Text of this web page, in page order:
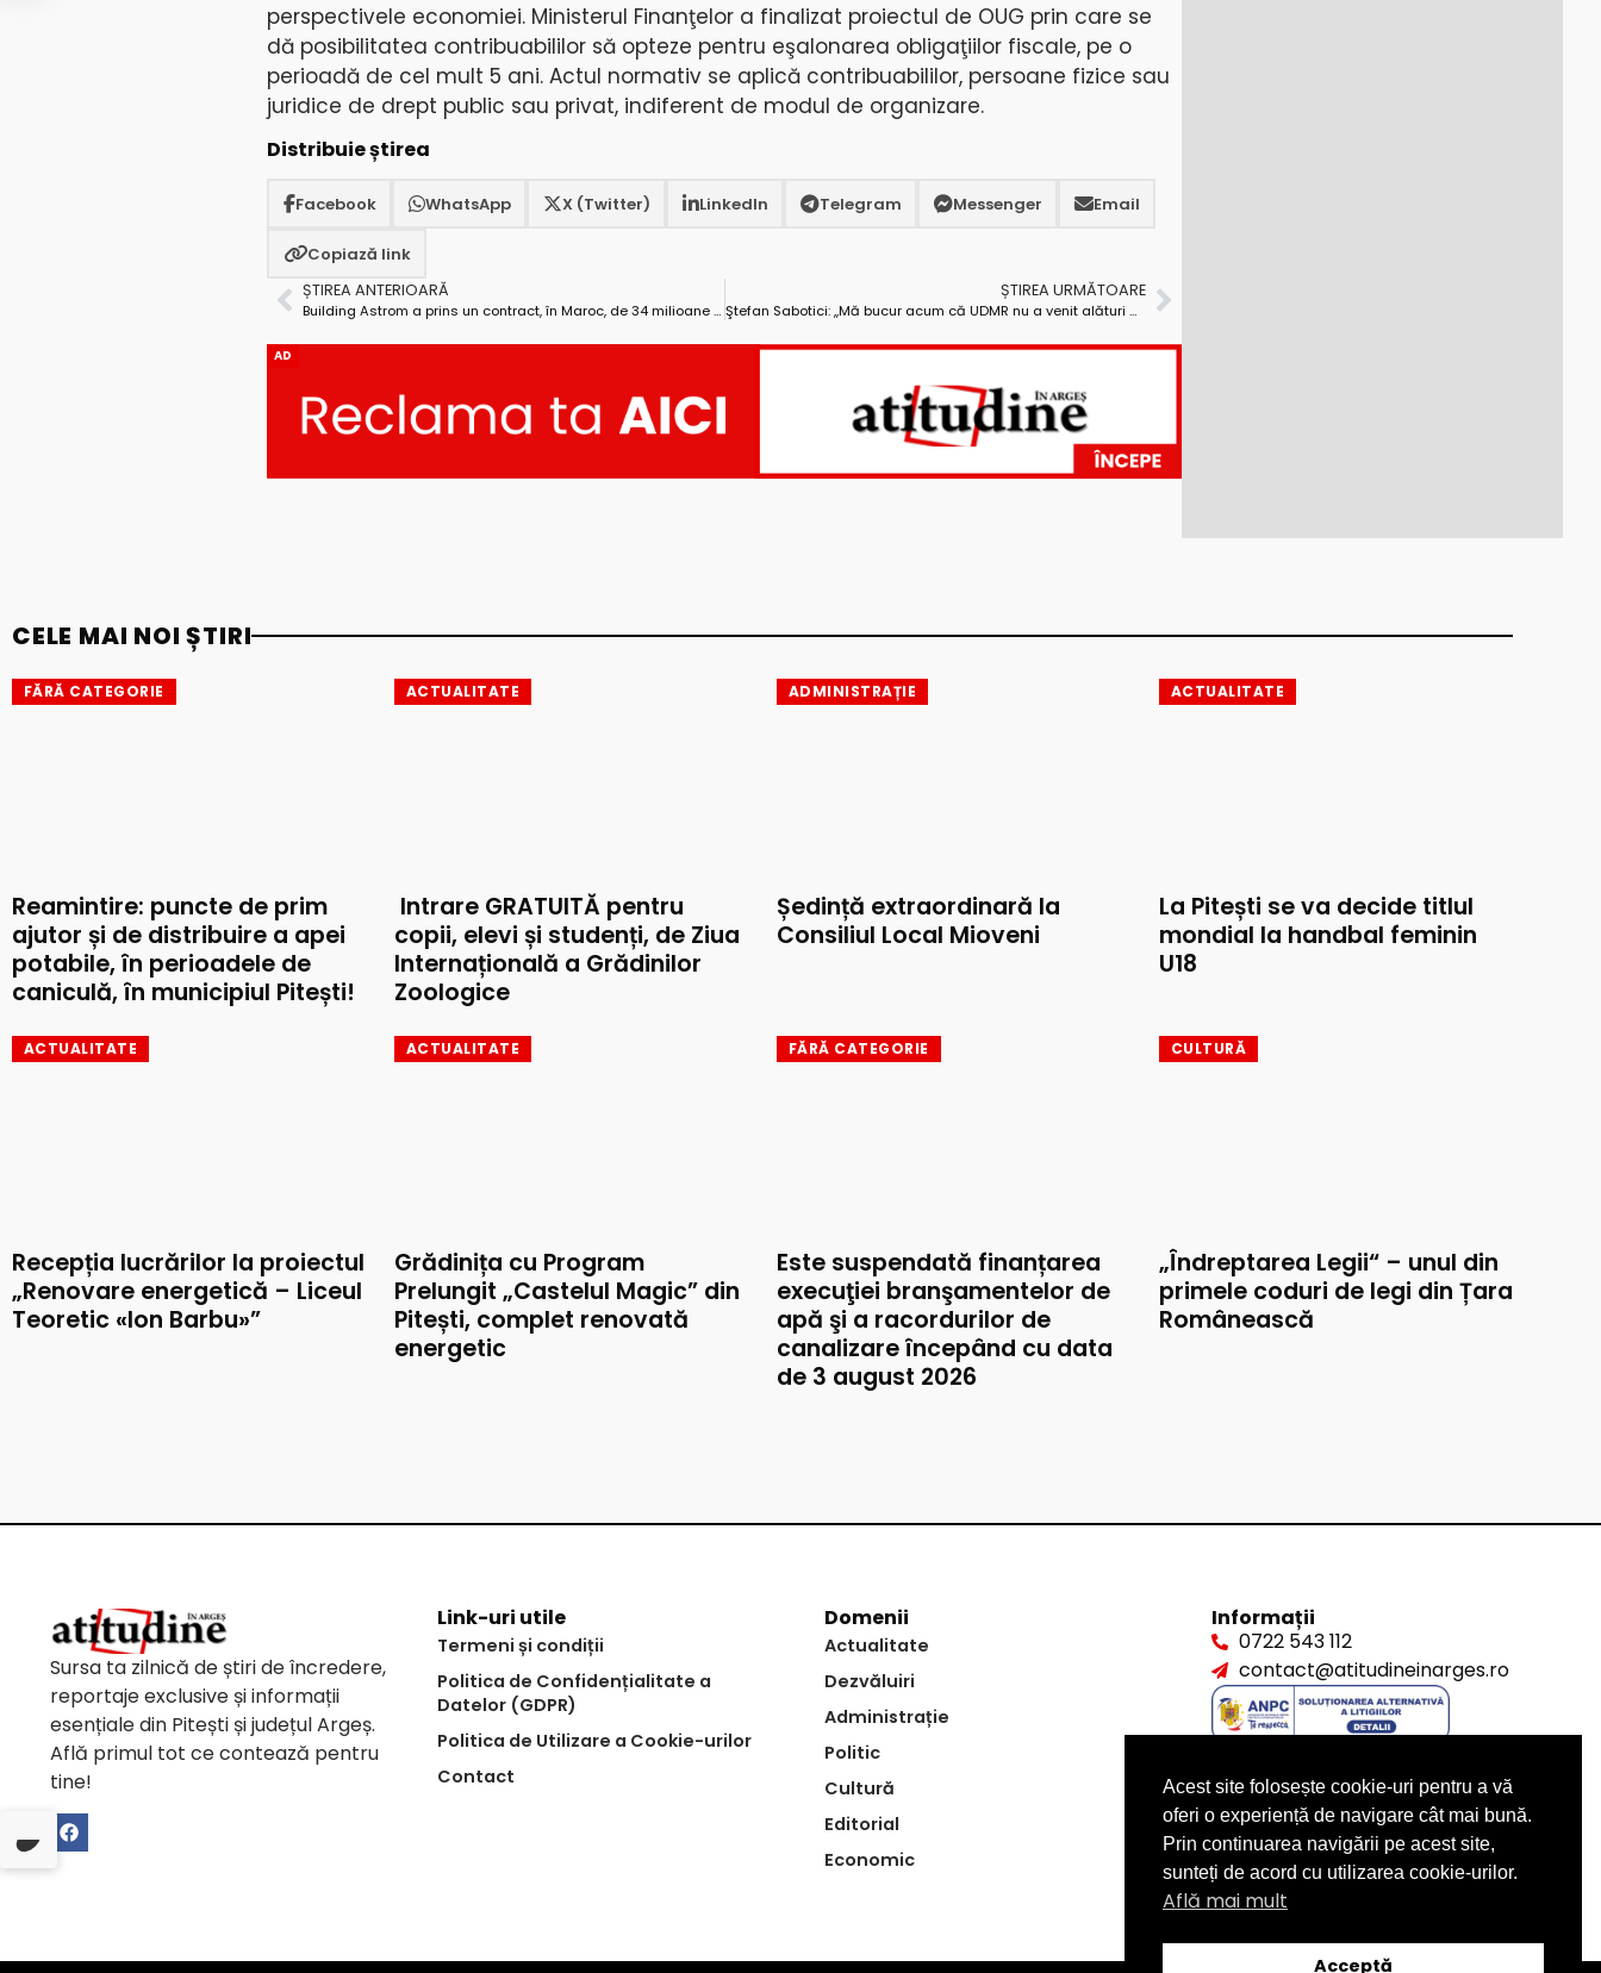
perspectivele economiei. Ministerul Finanţelor a finalizat proiectul de OUG prin care se
dă posibilitatea contribuabililor să opteze pentru eşalonarea obligaţiilor fiscale, pe o
perioadă de cel mult 5 ani. Actul normativ se aplică contribuabililor, persoane fizice sau
juridice de drept public sau privat, indiferent de modul de organizare.
Distribuie știrea
Facebook WhatsApp X (Twitter) LinkedIn Telegram Messenger Email
Copiază link
ȘTIREA ANTERIOARĂ
Building Astrom a prins un contract, în Maroc, de 34 milioane de euro
ȘTIREA URMĂTOARE
Ştefan Sabotici: ,,Mă bucur acum că UDMR nu a venit alături de USL”
AD
CELE MAI NOI ȘTIRI
FĂRĂ CATEGORIE
Reamintire: puncte de prim
ajutor și de distribuire a apei
potabile, în perioadele de
caniculă, în municipiul Pitești!
ACTUALITATE
Intrare GRATUITĂ pentru
copii, elevi și studenți, de Ziua
Internațională a Grădinilor
Zoologice
ADMINISTRAȚIE
Ședință extraordinară la
Consiliul Local Mioveni
ACTUALITATE
La Pitești se va decide titlul
mondial la handbal feminin
U18
ACTUALITATE
Recepția lucrărilor la proiectul
„Renovare energetică – Liceul
Teoretic «Ion Barbu»”
ACTUALITATE
Grădinița cu Program
Prelungit „Castelul Magic” din
Pitești, complet renovată
energetic
FĂRĂ CATEGORIE
Este suspendată finanțarea
execuţiei branşamentelor de
apă şi a racordurilor de
canalizare începând cu data
de 3 august 2026
CULTURĂ
„Îndreptarea Legii“ – unul din
primele coduri de legi din Țara
Românească
Sursa ta zilnică de știri de încredere,
reportaje exclusive și informații
esențiale din Pitești și județul Argeș.
Află primul tot ce contează pentru
tine!
Link-uri utile
Termeni și condiții
Politica de Confidențialitate a
Datelor (GDPR)
Politica de Utilizare a Cookie-urilor
Contact
Domenii
Actualitate
Dezvăluiri
Administrație
Politic
Cultură
Editorial
Economic
Informații
0722 543 112
contact@atitudineinarges.ro
Acest site folosește cookie-uri pentru a vă
oferi o experiență de navigare cât mai bună.
Prin continuarea navigării pe acest site,
sunteți de acord cu utilizarea cookie-urilor.
Află mai mult
Acceptă